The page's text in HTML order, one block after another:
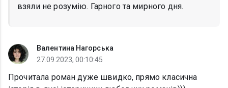
взяли не розумію. Гарного та мирного дня.
Валентина Нагорська
27.09.2023, 00:10:45
Прочитала роман дуже швидко, прямо класична